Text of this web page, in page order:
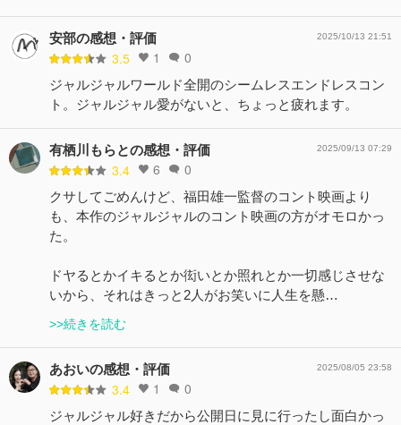
安部の感想・評価
3.5 1 0
2025/10/13 21:51
ジャルジャルワールド全開のシームレスエンドレスコン
ト。ジャルジャル愛がないと、ちょっと疲れます。
有栖川もらとの感想・評価
3.4 6 0
2025/09/13 07:29
クサしてごめんけど、福田雄一監督のコント映画より
も、本作のジャルジャルのコント映画の方がオモロかっ
た。
ドヤるとかイキるとか衒いとか照れとか一切感じさせな
いから、それはきっと2人がお笑いに人生を懸…
>>続きを読む
あおいの感想・評価
3.4 1 0
2025/08/05 23:58
ジャルジャル好きだから公開日に見に行ったし面白かっ